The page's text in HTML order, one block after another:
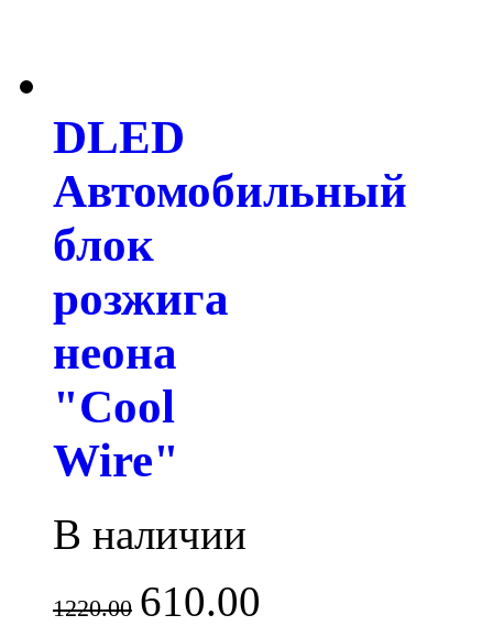
DLED
Автомобильный
блок
розжига
неона
"Cool
Wire"
В наличии
1220.00 610.00